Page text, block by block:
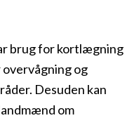
brug for kortlægning
og
Desuden kan
om